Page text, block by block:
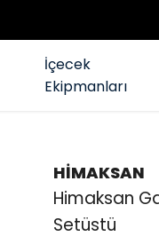
İçecek
Ekipmanları
HİMAKSAN
Himaksan
Setüstü